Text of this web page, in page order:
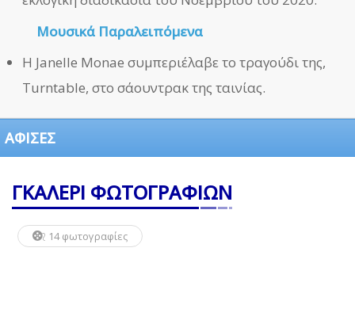
Μουσικά Παραλειπόμενα
Η Janelle Monae συμπεριέλαβε το τραγούδι της,
Turntable, στο σάουντρακ της ταινίας.
ΑΦΙΣΕΣ
ΓΚΑΛΕΡΙ ΦΩΤΟΓΡΑΦΙΩΝ
14 φωτογραφίες